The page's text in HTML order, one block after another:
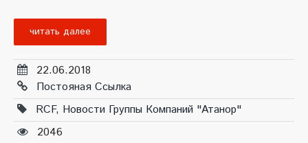
читать далее
22.06.2018
Постояная Ссылка
RCF, Новости Группы Компаний "Атанор"
2046